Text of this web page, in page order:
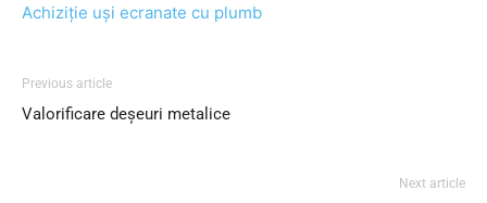
Achiziție uși ecranate cu plumb
Previous article
Valorificare deșeuri metalice
Next article